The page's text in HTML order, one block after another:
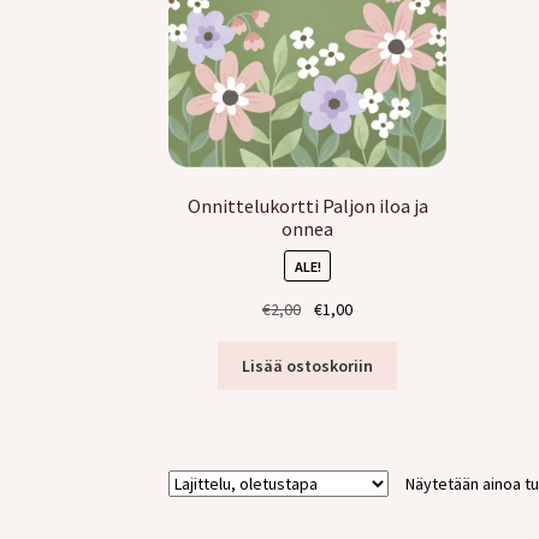
Onnittelukortti Paljon iloa ja
onnea
ALE!
€2,00
Alkuperäinen
oli:
€1,00Nykyinen
on:
Lisää ostoskoriin
Näytetään ainoa